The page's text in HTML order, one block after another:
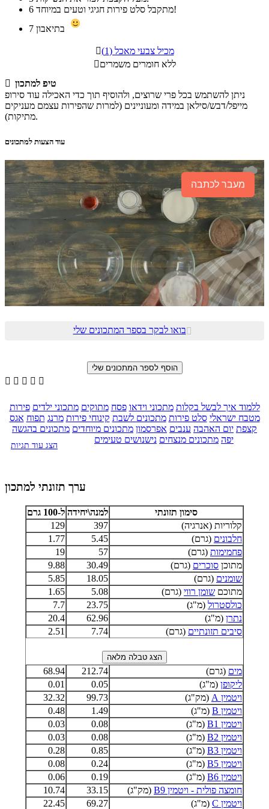
6
מתקבל סלט פירות חגיגי וטעים במיוחד!
7

מכיל צבעי מאכל (1)
ללא חומרים משמרים
 טיפ למתכון
ניתן להשתמש בכל פרי שרוצים, ולהוסיף תוך כדי האכילה עוד סירופ
מייפל/דבש/סילאן במידה ומעוניינים (למרות שהפירות עצמם מעניקים
מתיקות).
עוד הצעות למתכונים
מעבר לכתבה
בואו לבקר בספר המתכונים שלי
    
ללמוד איך לבשל בקלות מתכוני וידאו פסח מתוקים מתכוני ילדים פירות
מטבח ישראלי סלט פירות מתכונים לשבת קינוחי פירות מרנג תפוח אגס
קצפת יום האהבה ענבים אפרסמון מתכונים מיוחדים מתכונים בהגשה
יפה מתכונים מנצחים נישנושים טעימים
הצג עוד תגיות
ערך תזונתי למתכון
סימון תזונתי למנה\יחידה ל-100 גרם
קלוריות (אנרגיה)
397
129
חלבונים (גרם) 5.45
1.77
פחמימות (גרם) 57
19
מתוכן סוכרים (גרם) 30.49
9.88
שומנים (גרם) 18.05
5.85
מתוכם שומן רווי (גרם) 5.08
1.65
כולסטרול (מ"ג) 23.75
7.7
נתרן (מ"ג) 62.96
20.4
סיבים תזונתיים (גרם) 7.74
2.51
מים (גרם) 212.74
68.94
ליקופן (מ"ג) 0.05
0.01
ויטמין A
(מק"ג) 99.73
32.32
ויטמין B
(מ"ג) 1.49
0.48
ויטמין B1
(מ"ג) 0.08
0.03
ויטמין B2
(מ"ג) 0.08
0.03
ויטמין B3
(מ"ג) 0.85
0.28
ויטמין B5
(מ"ג) 0.24
0.08
ויטמין B6
(מ"ג) 0.19
0.06
חומצה פולית - ויטמין B9
(מק"ג) 33.15
10.74
ויטמין C
(מ"ג) 69.27
22.45